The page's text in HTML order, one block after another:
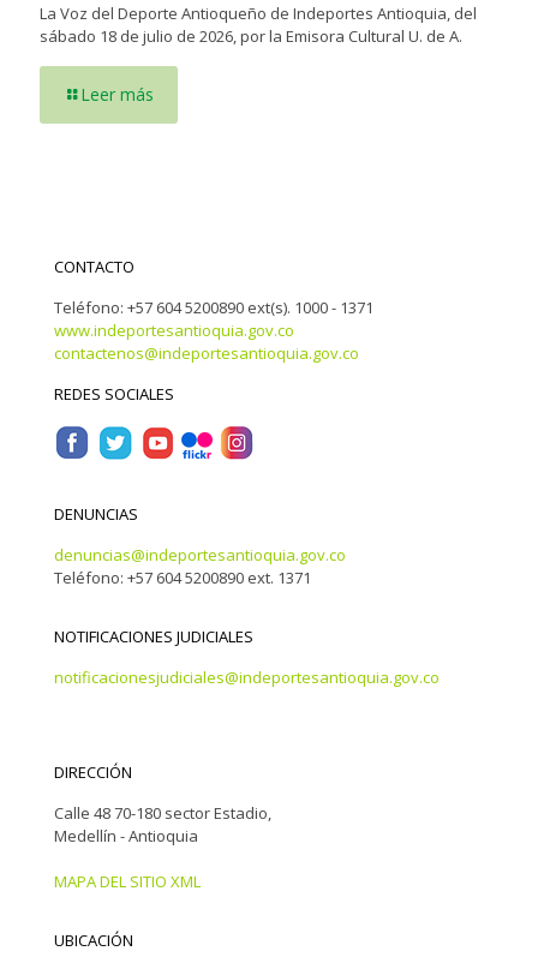
La Voz del Deporte Antioqueño de Indeportes Antioquia, del
sábado 18 de julio de 2026, por la Emisora Cultural U. de A.
Leer más
CONTACTO
Teléfono: +57 604 5200890 ext(s). 1000 - 1371
www.indeportesantioquia.gov.co
contactenos@indeportesantioquia.gov.co
REDES SOCIALES
DENUNCIAS
denuncias@indeportesantioquia.gov.co
Teléfono: +57 604 5200890 ext. 1371
NOTIFICACIONES JUDICIALES
notificacionesjudiciales@indeportesantioquia.gov.co
DIRECCIÓN
Calle 48 70-180 sector Estadio,
Medellín - Antioquia
MAPA DEL SITIO XML
UBICACIÓN